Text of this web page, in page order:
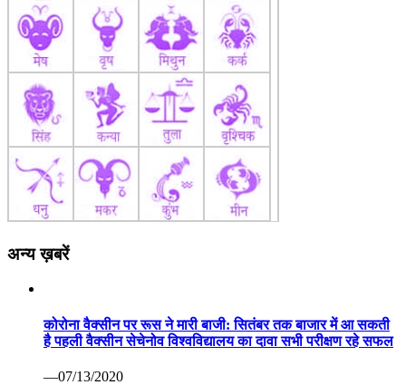
अन्य ख़बरें
कोरोना वैक्सीन पर रूस ने मारी बाजी: सितंबर तक बाजार में आ सकती
है पहली वैक्सीन सेचेनोव विश्वविद्यालय का दावा सभी परीक्षण रहे सफल
—07/13/2020